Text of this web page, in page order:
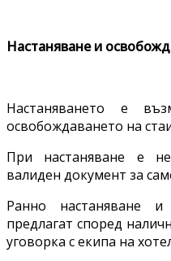
Настаняване и
Настаняването е
освобождаването на
При настаняване е
валиден документ за
Ранно настаняване
предлагат според
уговорка с екипа на